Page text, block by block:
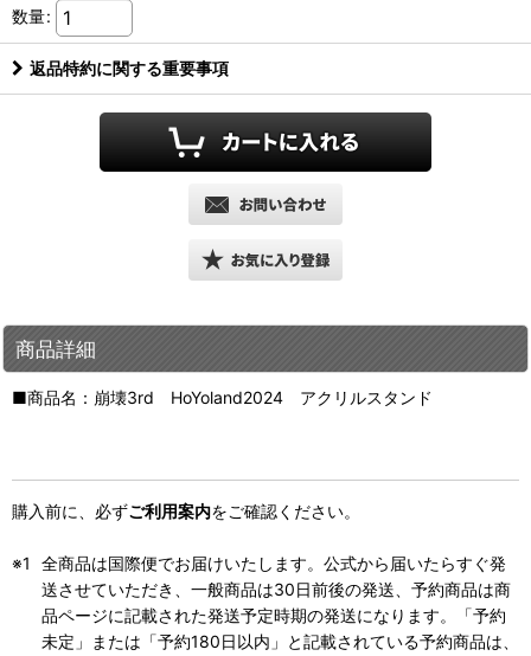
数量:
返品特約に関する重要事項
商品詳細
■商品名：崩壊3rd HoYoland2024 アクリルスタンド
購入前に、必ずご利用案内をご確認ください。
全商品は国際便でお届けいたします。公式から届いたらすぐ発
送させていただき、一般商品は30日前後の発送、予約商品は商
品ページに記載された発送予定時期の発送になります。「予約
未定」または「予約180日以内」と記載されている予約商品は、